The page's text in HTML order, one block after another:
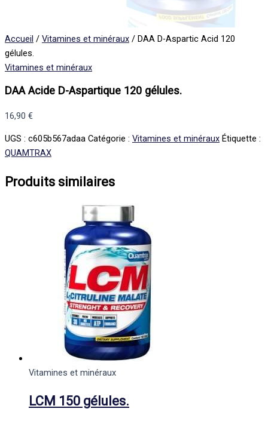
Accueil / Vitamines et minéraux / DAA D-Aspartic Acid 120
gélules.
Vitamines et minéraux
DAA Acide D-Aspartique 120 gélules.
16,90 €
UGS : c605b567adaa Catégorie : Vitamines et minéraux Étiquette :
QUAMTRAX
Produits similaires
Vitamines et minéraux
LCM 150 gélules.